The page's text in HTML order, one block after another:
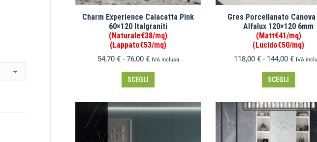
Charm Experience Calacatta Pink
60×120 Italgraniti
(Naturale€38/mq)
(Lappato€53/mq)
54,70 € - 76,00 € IVA inclusa
SCEGLI
Gres Porcellanato Canova
Alfalux 120×120 6mm
(Matt€41/mq)
(Lucido€50/mq)
118,00 € - 144,00 € IVA
SCEGLI